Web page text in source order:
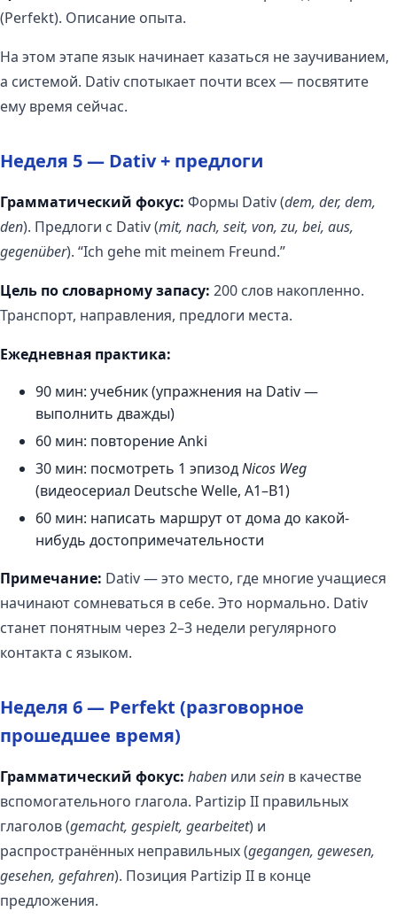
(Perfekt). Описание опыта.
На этом этапе язык начинает казаться не заучиванием,
а системой. Dativ спотыкает почти всех — посвятите
ему время сейчас.
Неделя 5 — Dativ + предлоги
Грамматический фокус: Формы Dativ (dem, der, dem,
den). Предлоги с Dativ (mit, nach, seit, von, zu, bei, aus,
gegenüber). “Ich gehe mit meinem Freund.”
Цель по словарному запасу: 200 слов накопленно.
Транспорт, направления, предлоги места.
Ежедневная практика:
90 мин: учебник (упражнения на Dativ —
выполнить дважды)
60 мин: повторение Anki
30 мин: посмотреть 1 эпизодNicos Weg
(видеосериал Deutsche Welle, A1–B1)
60 мин: написать маршрут от дома до какой-
нибудь достопримечательности
Примечание: Dativ — это место, где многие учащиеся
начинают сомневаться в себе. Это нормально. Dativ
станет понятным через 2–3 недели регулярного
контакта с языком.
Неделя 6 — Perfekt (разговорное
прошедшее время)
Грамматический фокус: haben или sein в качестве
вспомогательного глагола. Partizip II правильных
глаголов (gemacht, gespielt, gearbeitet) и
распространённых неправильных (gegangen, gewesen,
gesehen, gefahren). Позиция Partizip II в конце
предложения.